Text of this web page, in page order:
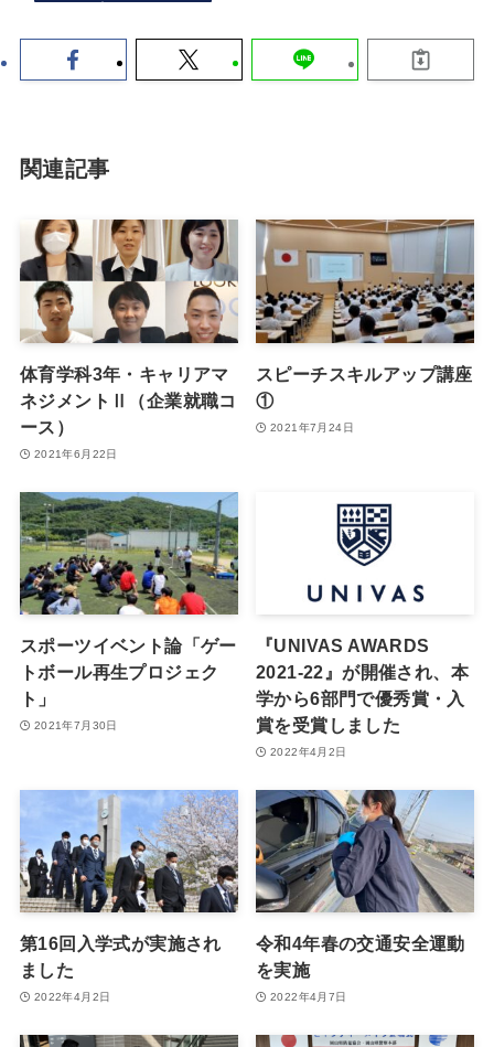
関連記事
体育学科3年・キャリアマ
ネジメントⅡ（企業就職コ
ース）
2021年6月22日
スピーチスキルアップ講座
①
2021年7月24日
スポーツイベント論「ゲー
トボール再生プロジェク
ト」
2021年7月30日
『UNIVAS AWARDS
2021-22』が開催され、本
学から6部門で優秀賞・入
賞を受賞しました
2022年4月2日
第16回入学式が実施され
ました
2022年4月2日
令和4年春の交通安全運動
を実施
2022年4月7日